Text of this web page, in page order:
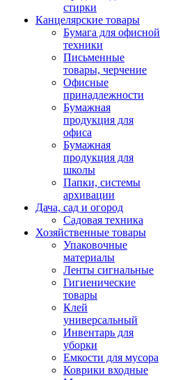
стирки
Канцелярские товары
Бумага для офисной
техники
Письменные
товары, черчение
Офисные
принадлежности
Бумажная
продукция для
офиса
Бумажная
продукция для
школы
Папки, системы
архивации
Дача, сад и огород
Садовая техника
Хозяйственные товары
Упаковочные
материалы
Ленты сигнальные
Гигиенические
товары
Клей
универсальный
Инвентарь для
уборки
Емкости для мусора
Коврики входные